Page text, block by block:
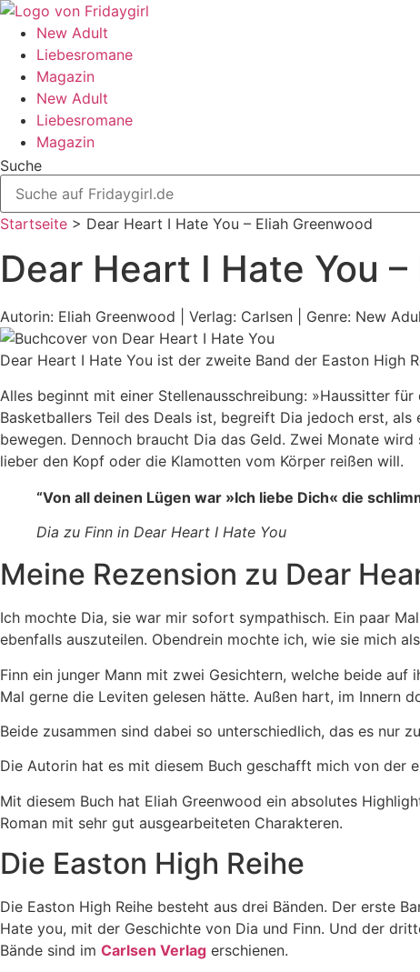
Zum
Inhalt
wechseln
New Adult
Liebesromane
Magazin
New Adult
Liebesromane
Magazin
Suche
Startseite > Dear Heart I Hate You – Eliah Greenwood
Dear Heart I Hate You
Autorin: Eliah Greenwood | Verlag: Carlsen | Genre: New
Dear Heart I Hate You ist der zweite Band der Easton High
Alles beginnt mit einer Stellenausschreibung: »Haussitter
Basketballers Teil des Deals ist, begreift Dia jedoch erst,
bewegen. Dennoch braucht Dia das Geld. Zwei Monate
lieber den Kopf oder die Klamotten vom Körper reißen will.
“Von all deinen Lügen war »Ich liebe Dich« die
Dia zu Finn in Dear Heart I Hate You
Meine Rezension zu Dear
Ich mochte Dia, sie war mir sofort sympathisch. Ein paar
ebenfalls auszuteilen. Obendrein mochte ich, wie sie mich
Finn ein junger Mann mit zwei Gesichtern, welche beide
Mal gerne die Leviten gelesen hätte. Außen hart, im Innern
Beide zusammen sind dabei so unterschiedlich, das es nur
Die Autorin hat es mit diesem Buch geschafft mich von der
Mit diesem Buch hat Eliah Greenwood ein absolutes
Roman mit sehr gut ausgearbeiteten Charakteren.
Die Easton High Reihe
Die Easton High Reihe besteht aus drei Bänden. Der erste
Hate you, mit der Geschichte von Dia und Finn. Und der
Bände sind im Carlsen Verlag erschienen.